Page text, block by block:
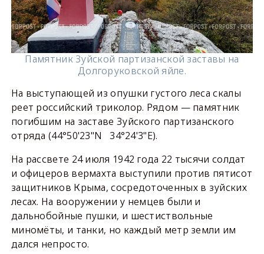
Памятник Зуйской партизанской заставы на
Долгоруковской яйле.
На выступающей из опушки густого леса скалы
реет российский триколор. Рядом — памятник
погибшим на заставе Зуйского партизанского
отряда (44°50'23"N 34°24'3"E).
На рассвете 24 июля 1942 года 22 тысячи солдат
и офицеров вермахта выступили против пятисот
защитников Крыма, сосредоточенных в зуйских
лесах. На вооружении у немцев были и
дальнобойные пушки, и шестиствольные
миномёты, и танки, но каждый метр земли им
дался непросто.